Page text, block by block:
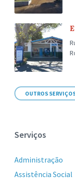
OUTROS
Serviços
Administração
Assistência Social